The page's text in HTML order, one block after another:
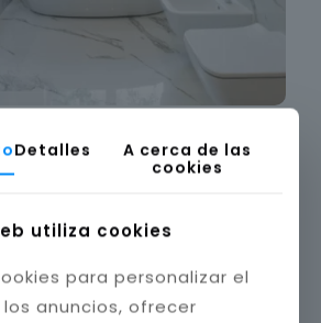
Detalles
A cerca de las
cookies
utiliza cookies
para personalizar el
anuncios, ofrecer